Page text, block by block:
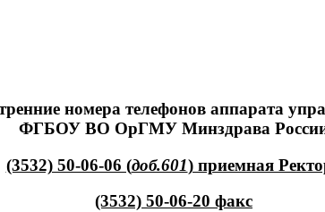
номера телефонов аппарата
ФГБОУ ВО ОрГМУ Минздрава
(3532) 50-06-06 (доб.601) приемная
(3532) 50-06-20 факс